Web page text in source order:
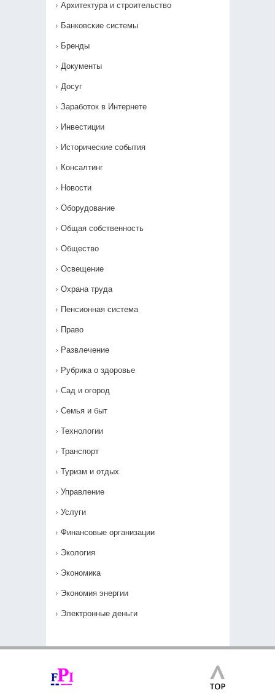
Архитектура и строительство
Банковские системы
Бренды
Документы
Досуг
Заработок в Интернете
Инвестиции
Исторические события
Консалтинг
Новости
Оборудование
Общая собственность
Общество
Освещение
Охрана труда
Пенсионная система
Право
Развлечение
Рубрика о здоровье
Сад и огород
Семья и быт
Технологии
Транспорт
Туризм и отдых
Управление
Услуги
Финансовые организации
Экология
Экономика
Экономия энергии
Электронные деньги